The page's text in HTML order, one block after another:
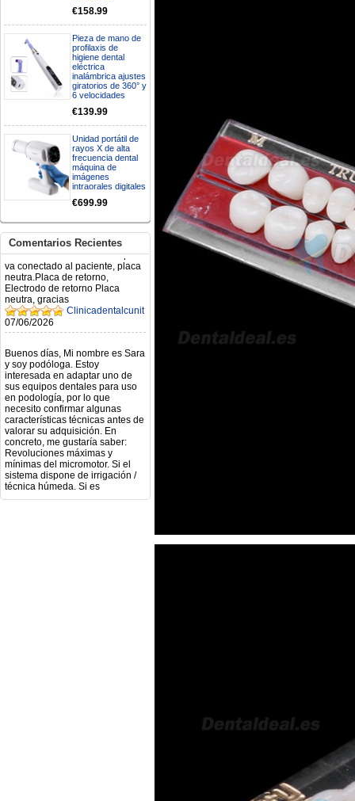
€158.99
Pieza de mano de
profilaxis de
higiene dental
eléctrica
inalámbrica ajustes
giratorios de 360° y
6 velocidades
€139.99
Unidad portátil de
rayos X de alta
frecuencia dental
máquina de
imágenes
intraorales digitales
€699.99
Comentarios Recientes
av Francisco Sá Carneiro n40
5430-423 Valpacos do seguinte
produto - Motor eléctrico dental
inalámbrico IPR pieza de mano
ortodoncia y pulido 2 en 1.
Rita
29/07/2026
Mi formulario de pedido: S /
BUENOS DIAS CUANDO
RECIBIRE MI PEDIDO,
GRACIAS
clinicadentalcunit
11/06/2026
Hola buenos días respecto al
Artículo. DDE0032580
electróbisturí, quisiera saber si
tiene una "toma a tierra" lo que
va conectado al paciente, placa
neutra.Placa de retorno,
Electrodo de retorno Placa
neutra, gracias
Clinicadentalcunit
07/06/2026
y soy podóloga. Estoy
interesada en adaptar uno de
sus equipos dentales para uso
en podología, por lo que
necesito confirmar algunas
características técnicas antes de
valorar su adquisición. En
concreto, me gustaría saber:
Revoluciones máximas y
mínimas del micromotor. Si el
sistema dispone de irrigación /
técnica húmeda. Si es
compatible con mango recto
(pieza recta para fresas de